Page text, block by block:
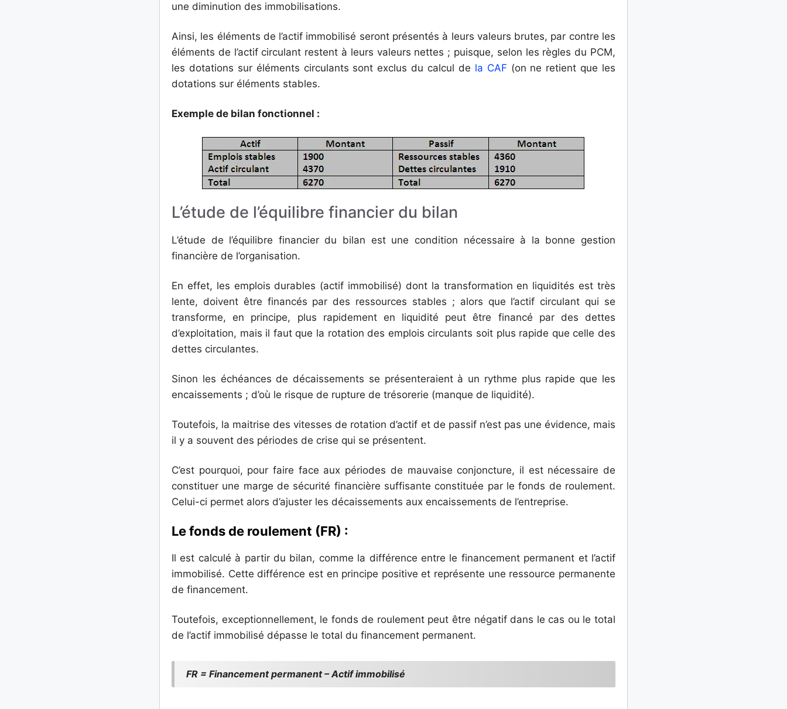
une diminution des immobilisations.
Ainsi, les éléments de l’actif immobilisé seront présentés à leurs valeurs brutes, par contre les
éléments de l’actif circulant restent à leurs valeurs nettes ; puisque, selon les règles du PCM,
les dotations sur éléments circulants sont exclus du calcul de la CAF (on ne retient que les
dotations sur éléments stables.
Exemple de bilan fonctionnel :
L’étude de l’équilibre financier du bilan
L’étude de l’équilibre financier du bilan est une condition nécessaire à la bonne gestion
financière de l’organisation.
En effet, les emplois durables (actif immobilisé) dont la transformation en liquidités est très
lente, doivent être financés par des ressources stables ; alors que l’actif circulant qui se
transforme, en principe, plus rapidement en liquidité peut être financé par des dettes
d’exploitation, mais il faut que la rotation des emplois circulants soit plus rapide que celle des
dettes circulantes.
Sinon les échéances de décaissements se présenteraient à un rythme plus rapide que les
encaissements ; d’où le risque de rupture de trésorerie (manque de liquidité).
Toutefois, la maitrise des vitesses de rotation d’actif et de passif n’est pas une évidence, mais
il y a souvent des périodes de crise qui se présentent.
C’est pourquoi, pour faire face aux périodes de mauvaise conjoncture, il est nécessaire de
constituer une marge de sécurité financière suffisante constituée par le fonds de roulement.
Celui-ci permet alors d’ajuster les décaissements aux encaissements de l’entreprise.
Le fonds de roulement (FR) :
Il est calculé à partir du bilan, comme la différence entre le financement permanent et l’actif
immobilisé. Cette différence est en principe positive et représente une ressource permanente
de financement.
Toutefois, exceptionnellement, le fonds de roulement peut être négatif dans le cas ou le total
de l’actif immobilisé dépasse le total du financement permanent.
FR = Financement permanent – Actif immobilisé